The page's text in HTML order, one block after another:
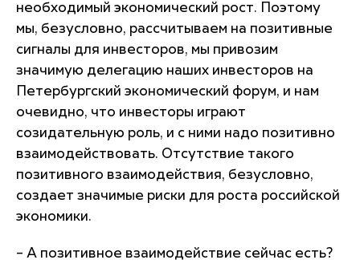
необходимый экономический рост. Поэтому
мы, безусловно, рассчитываем на позитивные
сигналы для инвесторов, мы привозим
значимую делегацию наших инвесторов на
Петербургский экономический форум, и нам
очевидно, что инвесторы играют
созидательную роль, и с ними надо позитивно
взаимодействовать. Отсутствие такого
позитивного взаимодействия, безусловно,
создает значимые риски для роста российской
экономики.
– А позитивное взаимодействие сейчас есть?